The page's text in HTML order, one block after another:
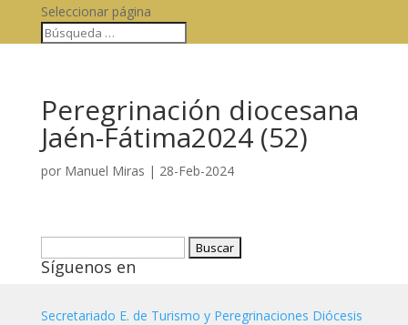
Seleccionar página
Peregrinación diocesana
Jaén-Fátima2024 (52)
por Manuel Miras | 28-Feb-2024
Síguenos en
Secretariado E. de Turismo y Peregrinaciones Diócesis